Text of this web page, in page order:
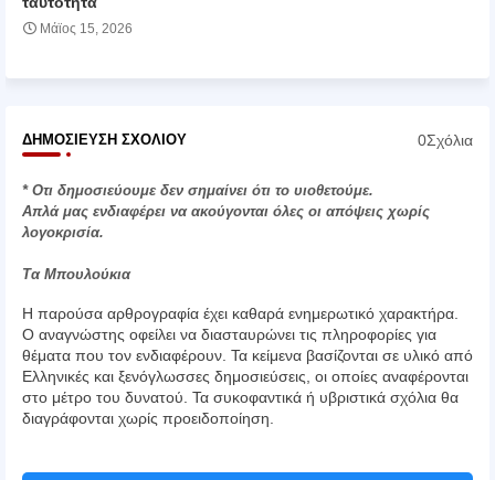
Μάϊος 15, 2026
ΔΗΜΟΣΊΕΥΣΗ ΣΧΟΛΊΟΥ 0Σχόλια
* Οτι δημοσιεύουμε δεν σημαίνει ότι το υιοθετούμε.
Απλά μας ενδιαφέρει να ακούγονται όλες οι απόψεις χωρίς
λογοκρισία.
Τα Μπουλούκια
Η παρούσα αρθρογραφία έχει καθαρά ενημερωτικό χαρακτήρα.
Ο αναγνώστης οφείλει να διασταυρώνει τις πληροφορίες για
θέματα που τον ενδιαφέρουν. Τα κείμενα βασίζονται σε υλικό από
Ελληνικές και ξενόγλωσσες δημοσιεύσεις, οι οποίες αναφέρονται
στο μέτρο του δυνατού. Τα συκοφαντικά ή υβριστικά σχόλια θα
διαγράφονται χωρίς προειδοποίηση.